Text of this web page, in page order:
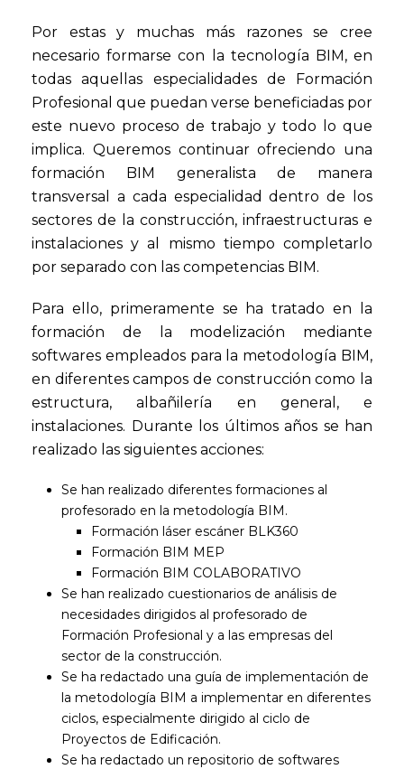
Por estas y muchas más razones se cree
necesario formarse con la tecnología BIM, en
todas aquellas especialidades de Formación
Profesional que puedan verse beneficiadas por
este nuevo proceso de trabajo y todo lo que
implica. Queremos continuar ofreciendo una
formación BIM generalista de manera
transversal a cada especialidad dentro de los
sectores de la construcción, infraestructuras e
instalaciones y al mismo tiempo completarlo
por separado con las competencias BIM.
Para ello, primeramente se ha tratado en la
formación de la modelización mediante
softwares empleados para la metodología BIM,
en diferentes campos de construcción como la
estructura, albañilería en general, e
instalaciones. Durante los últimos años se han
realizado las siguientes acciones:
Se han realizado diferentes formaciones al
profesorado en la metodología BIM.
Formación láser escáner BLK360
Formación BIM MEP
Formación BIM COLABORATIVO
Se han realizado cuestionarios de análisis de
necesidades dirigidos al profesorado de
Formación Profesional y a las empresas del
sector de la construcción.
Se ha redactado una guía de implementación de
la metodología BIM a implementar en diferentes
ciclos, especialmente dirigido al ciclo de
Proyectos de Edificación.
Se ha redactado un repositorio de softwares